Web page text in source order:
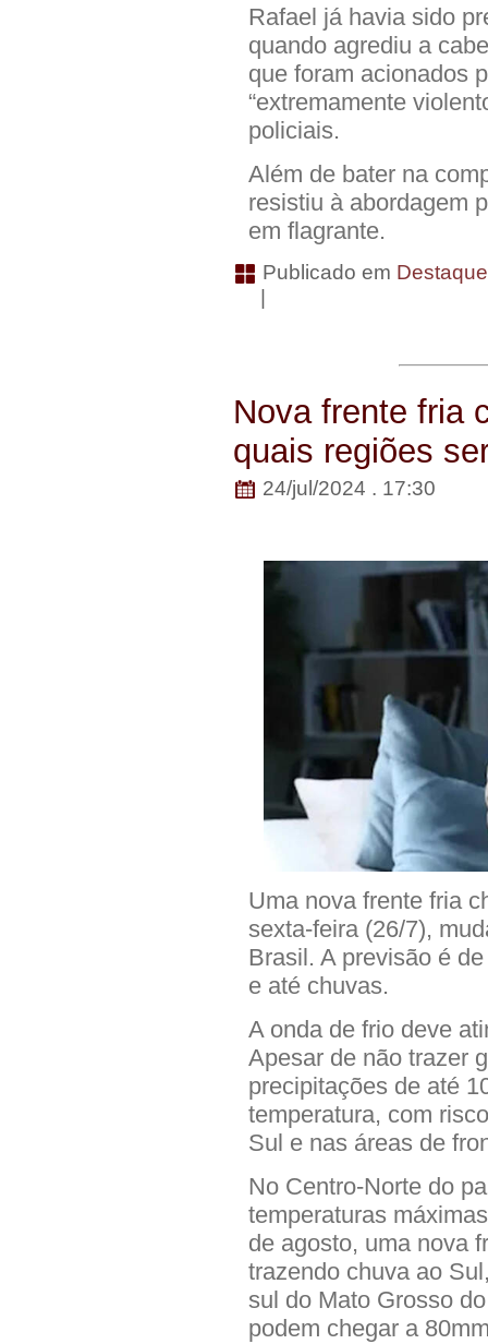
Rafael já havia sido
quando agrediu a
que foram acionados
“extremamente
policiais.
Além de bater na
resistiu à abordagem
em flagrante.
Publicado em
|
Nova frente fria
quais regiões
24/jul/2024 . 17:30
Uma nova frente fria
sexta-feira (26/7),
Brasil. A previsão é
e até chuvas.
A onda de frio deve
Apesar de não trazer
precipitações de até
temperatura, com
Sul e nas áreas de
No Centro-Norte do
temperaturas
de agosto, uma nova
trazendo chuva ao
sul do Mato Grosso
podem chegar a